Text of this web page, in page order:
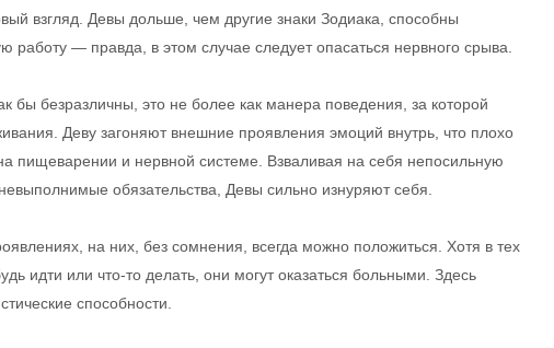
взгляд. Девы дольше, чем другие знаки Зодиака, способны
работу — правда, в этом случае следует опасаться нервного срыва.
бы безразличны, это не более как манера поведения, за которой
Деву загоняют внешние проявления эмоций внутрь, что плохо
пищеварении и нервной системе. Взваливая на себя непосильную
обязательства, Девы сильно изнуряют себя.
на них, без сомнения, всегда можно положиться. Хотя в тех
идти или что-то делать, они могут оказаться больными. Здесь
способности.